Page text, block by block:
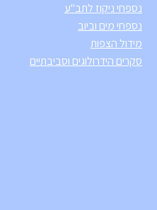
נספחי ניקוז לתב"ע
נספחי מים וביוב
מידול הצפות
סקרים הידרולוגים וסביבתיים